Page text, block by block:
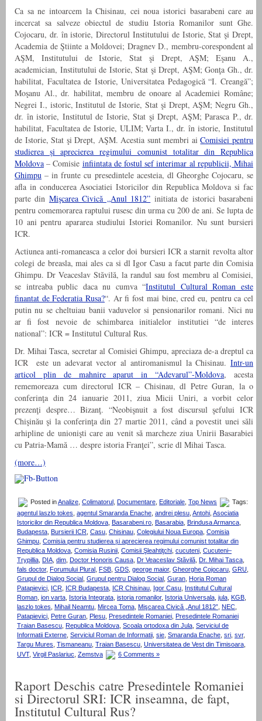
Ca sa ne intoarcem la Chisinau, cei noua istorici basarabeni care au
incercat sa salveze obiectul de studiu Istoria Romanilor sunt Ghe.
Cojocaru, dr. în istorie, Directorul Institutului de Istorie, Stat şi Drept,
Academia de Ştiinte a Moldovei; Dragnev D., membru-corespondent al
AŞM, Institutului de Istorie, Stat şi Drept, AŞM; Eşanu A.,
academician, Institutului de Istorie, Stat şi Drept, AŞM; Gonţa Gh., dr.
habilitat, Facultatea de Istorie, Universitatea Pedagogică “I. Creangă”;
Moşanu Al., dr. habilitat, membru de onoare al Academiei Române;
Negrei I., istoric, Institutul de Istorie, Stat şi Drept, AŞM; Negru Gh.,
dr. în istorie, Institutul de Istorie, Stat şi Drept, AŞM; Parasca P., dr.
habilitat, Facultatea de Istorie, ULIM; Varta I., dr. în istorie, Institutul
de Istorie, Stat şi Drept, AŞM. Acestia sunt membri aiComisiei pentru
studierea și aprecierea regimului comunist totalitar din Republica
Moldova – Comisie infiintata de fostul sef interimar al republicii, Mihai
Ghimpu – in frunte cu presedintele acesteia, dl Gheorghe Cojocaru, se
afla in conducerea Asociatiei Istoricilor din Republica Moldova si fac
parte din Mişcarea Civică „Anul 1812” initiata de istorici basarabeni
pentru comemorarea raptului rusesc din urma cu 200 de ani. Se lupta de
10 ani pentru apararea studiului Istoriei Romanilor. Nu sunt bursieri
ICR.
Actiunea anti-romaneasca a celor doi bursieri ICR a starnit revolta altor
colegi de breasla, mai ales ca si dl Igor Casu a facut parte din Comisia
Ghimpu. Dr Veaceslav Stăvilă, la randul sau fost membru al Comisiei,
se intreaba public daca nu cumva “Institutul Cultural Roman este
finantat de Federatia Rusa?“. Ar fi fost mai bine, cred eu, pentru ca cel
putin nu se cheltuiau banii vaduvelor si pensionarilor romani. Nici nu
ar fi fost nevoie de schimbarea initialelor institutiei “de interes
national”: ICR = Institutul Cultural Rus.
Dr. Mihai Tasca, secretar al Comisiei Ghimpu, apreciaza de-a dreptul ca
ICR este un adevarat vector al antiromanismul la Chisinau. Intr-un
articol plin de mahnire aparut in “Adevarul”-Moldova, acesta
rememoreaza cum directorul ICR – Chisinau, dl Petre Guran, la o
conferinţa din 24 ianuarie 2011, ziua Micii Uniri, a vorbit celor
prezenţi despre… Bizanţ. “Neobişnuit a fost discursul şefului ICR
Chişinău şi la conferinţa din 27 martie 2011, când a povestit unei săli
arhipline de unionişti care au venit să marcheze ziua Unirii Basarabiei
cu Patria-Mamă … despre istoria Franţei”, scrie dl Mihai Tasca.
(more…)
Posted inAnalize Colimatorul Documentare Editoriale Top News
Tags:
agentul laszlo tokes, agentul Smaranda Enache, andrei plesu, Antohi, Asociatia
Istoricilor din Republica Moldova, Basarabeni.ro, Basarabia, Brindusa Armanca,
Budapesta, Bursierii ICR, Casu, Chisinau, Colegiului Noua Europa, Comisia
Ghimpu, Comisia pentru studierea și aprecierea regimului comunist totalitar din
Republica Moldova, Comisia Rusinii, Comisii Şleahtiţchi, cucuteni, Cucuteni–
Trypillia, DIA, dim, Doctor Honoris Causa, Dr Veaceslav Stăvilă, Dr. Mihai Tasca,
fals doctor, Forumului Plural , FSB, GDS, george maior, Gheorghe Cojocaru, GRU,
Grupul de Dialog Social , Grupul pentru Dialog Social , Guran, Horia Roman
Patapievici, ICR, ICR Budapesta, ICR Chisinau, Igor Casu, Institutul Cultural
Roman, ion varta, Istoria Integrata, istoria romanilor, Istoria Universala, jula, KGB,
laszlo tokes, Mihail Neamtu, Mircea Toma, Mişcarea Civică „Anul 1812”, NEC,
Patapievici, Petre Guran, Plesu, Presedintele Romaniei, Presedintele Romaniei
Traian Basescu, Republica Moldova, Scoala ortodoxa din Jula, Serviciul de
Informatii Externe, Serviciul Roman de Informatii, sie, Smaranda Enache, sri, svr,
Targu Mures, Tismaneanu, Traian Basescu, Universitatea de Vest din Timisoara,
UVT, Virgil Paslariuc Zemstva 6 Comments »
Raport Deschis catre Presedintele Romaniei
si Directorul SRI: ICR inseamna, de fapt,
Institutul Cultural Rus?